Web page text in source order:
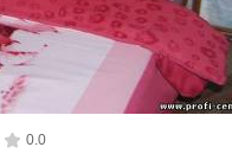
775x519
0.0